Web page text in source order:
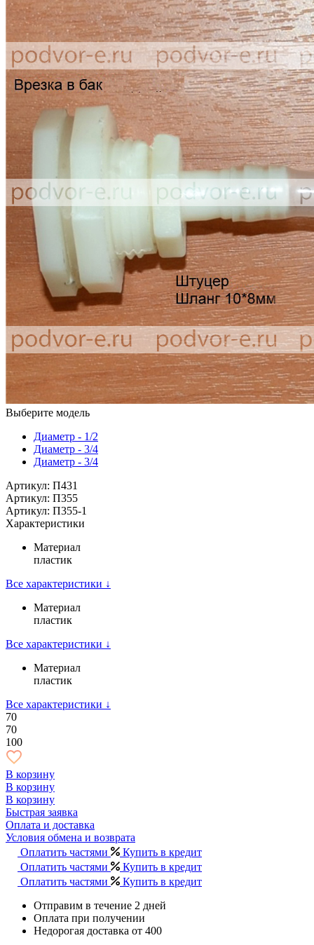
Выберите модель
Диаметр - 1/2
Диаметр - 3/4
Диаметр - 3/4
Артикул: П431
Артикул: П355
Артикул: П355-1
Характеристики
Материал
пластик
Все характеристики ↓
Материал
пластик
Все характеристики ↓
Материал
пластик
Все характеристики ↓
70
70
100
В корзину
В корзину
В корзину
Быстрая заявка
Оплата и доставка
Условия обмена и возврата
Оплатить частями
Купить в кредит
Оплатить частями
Купить в кредит
Оплатить частями
Купить в кредит
Отправим в течение 2 дней
Оплата при получении
Недорогая доставка от 400